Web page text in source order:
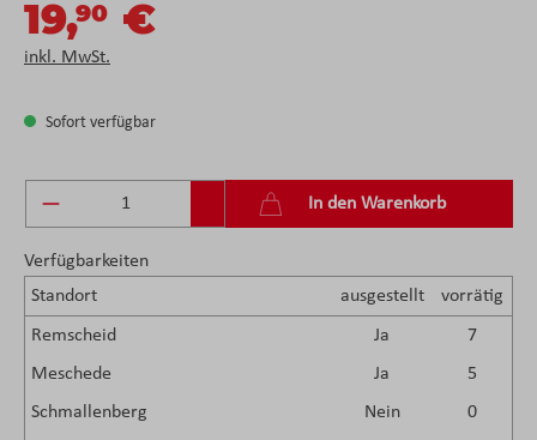
19,90 €
inkl. MwSt.
Sofort verfügbar
Produkt Anzahl: Gib den gewünschten Wert
In den Warenkorb
Verfügbarkeiten
Standort
ausgestellt vorrätig
Remscheid Ja
7
Meschede
Ja
5
Schmallenberg
Nein
0